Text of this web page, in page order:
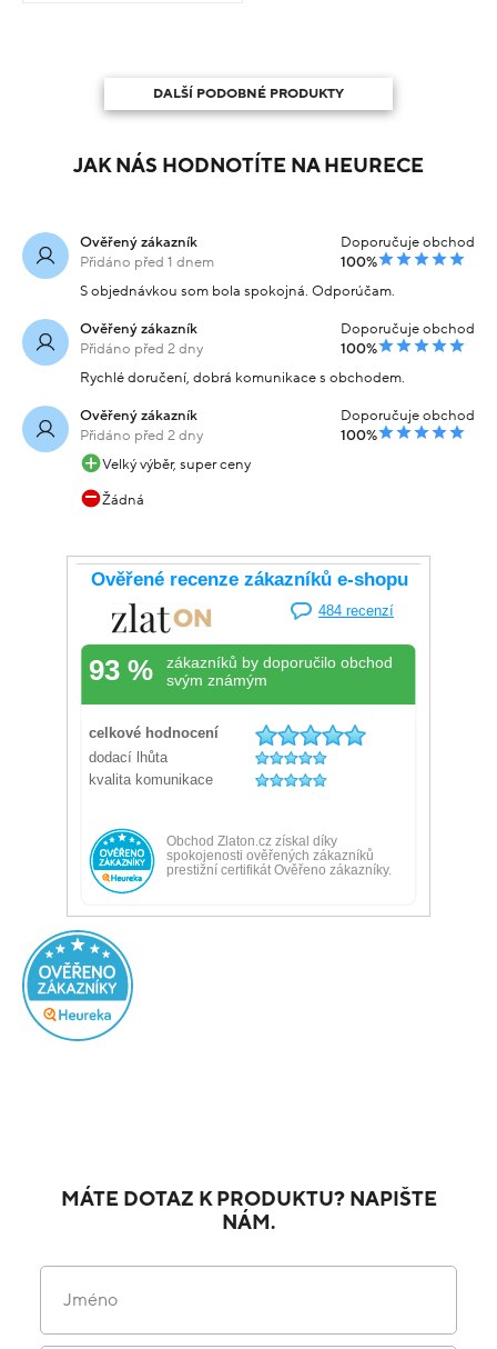
DALŠÍ PODOBNÉ PRODUKTY
JAK NÁS HODNOTÍTE NA HEURECE
Ověřený zákazník
Přidáno před 1 dnem
Doporučuje obchod
100%
S objednávkou som bola spokojná. Odporúčam.
Ověřený zákazník
Přidáno před 2 dny
Doporučuje obchod
100%
Rychlé doručení, dobrá komunikace s obchodem.
Ověřený zákazník
Přidáno před 2 dny
Doporučuje obchod
100%
Velký výběr, super ceny
Žádná
MÁTE DOTAZ K PRODUKTU? NAPIŠTE
NÁM.
Jméno